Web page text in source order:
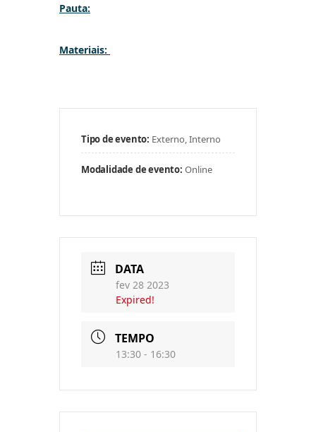
Pauta:
Materiais:
Tipo de evento: Externo, Interno
Modalidade de evento: Online
DATA
fev 28 2023
Expired!
TEMPO
13:30 - 16:30